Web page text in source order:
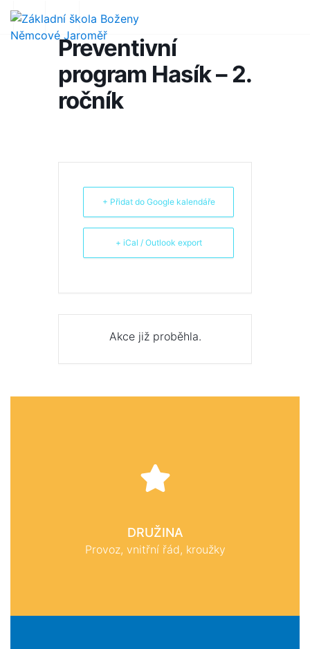
Preventivní
program Hasík – 2.
ročník
+ Přidat do Google kalendáře
+ iCal / Outlook export
Akce již proběhla.
DRUŽINA
Provoz, vnitřní řád, kroužky